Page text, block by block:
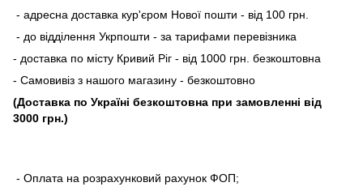
- адресна доставка кур'єром Нової пошти - від 100 грн.
- до відділення Укрпошти - за тарифами перевізника
- доставка по місту Кривий Ріг - від 1000 грн. безкоштовна
- Самовивіз з нашого магазину - безкоштовно
(Доставка по Україні безкоштовна при замовленні від
3000 грн.)
- Оплата на розрахунковий рахунок ФОП;